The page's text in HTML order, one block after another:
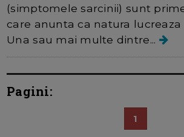
(simptomele sarcinii) sunt
care anunta ca natura lucreaza
Una sau mai multe dintre...
Pagini:
1